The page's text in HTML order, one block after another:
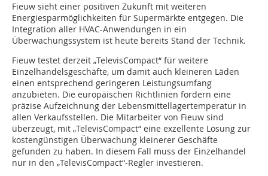
Fieuw sieht einer positiven Zukunft mit weiteren
Energiesparmöglichkeiten für Supermärkte entgegen. Die
Integration aller HVAC-Anwendungen in ein
Überwachungssystem ist heute bereits Stand der Technik.
Fieuw testet derzeit „TelevisCompact“ für weitere
Einzelhandelsgeschäfte, um damit auch kleineren Läden
einen entsprechend geringeren Leistungsumfang
anzubieten. Die europäischen Richtlinien fordern eine
präzise Aufzeichnung der Lebensmittellagertemperatur in
allen Verkaufsstellen. Die Mitarbeiter von Fieuw sind
überzeugt, mit „TelevisCompact“ eine exzellente Lösung zur
kostengünstigen Überwachung kleinerer Geschäfte
gefunden zu haben. In diesem Fall muss der Einzelhandel
nur in den „TelevisCompact“-Regler investieren.